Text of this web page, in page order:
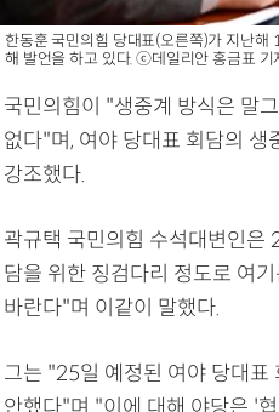
한동훈 국민의힘 당대표(오른쪽)가 지난
해 발언을 하고 있다. ⓒ데일리안 홍금표 기
국민의힘이 "생중계 방식은 말
없다"며, 여야 당대표 회담의
강조했다.
곽규택 국민의힘 수석대변인은
담을 위한 징검다리 정도로 여
바란다"며 이같이 말했다.
그는 "25일 예정된 여야 당대표